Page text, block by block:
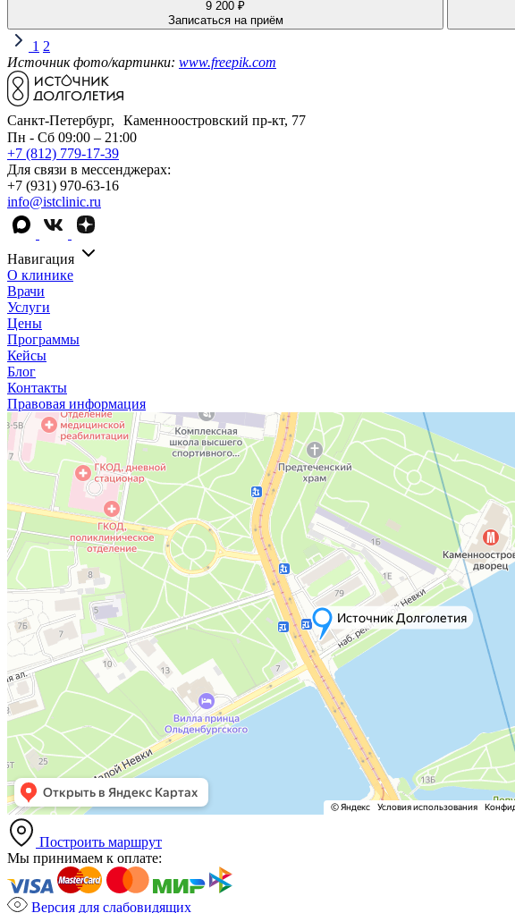
9 200 ₽
Записаться на приём
1 2
Источник фото/картинки: www.freepik.com
Санкт-Петербург, Каменноостровский пр-кт, 77
Пн - Сб 09:00 – 21:00
+7 (812) 779-17-39
Для связи в мессенджерах:
+7 (931) 970-63-16
info@istclinic.ru
Навигация
О клинике
Врачи
Услуги
Цены
Программы
Кейсы
Блог
Контакты
Правовая информация
Построить маршрут
Мы принимаем к оплате:
Версия для слабовидящих